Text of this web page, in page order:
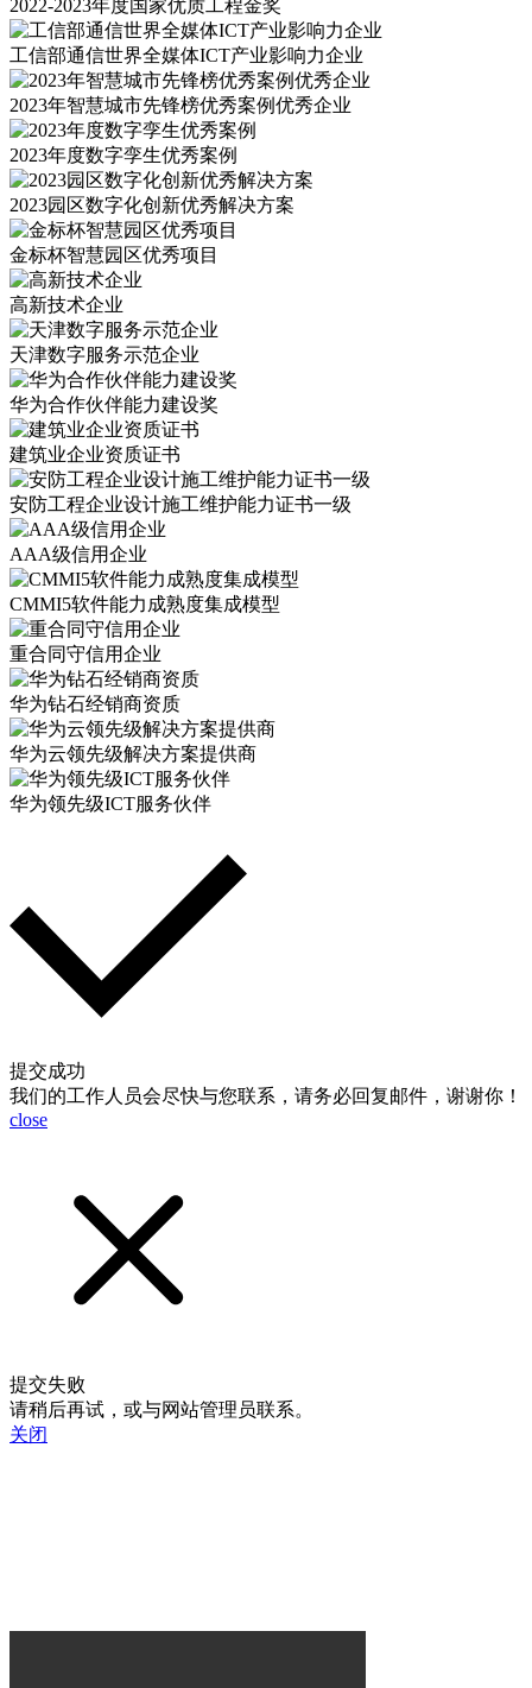
2022-2023年度国家优质工程金奖
工信部通信世界全媒体ICT产业影响力企业
2023年智慧城市先锋榜优秀案例优秀企业
2023年度数字孪生优秀案例
2023园区数字化创新优秀解决方案
金标杯智慧园区优秀项目
高新技术企业
天津数字服务示范企业
华为合作伙伴能力建设奖
建筑业企业资质证书
安防工程企业设计施工维护能力证书一级
AAA级信用企业
CMMI5软件能力成熟度集成模型
重合同守信用企业
华为钻石经销商资质
华为云领先级解决方案提供商
华为领先级ICT服务伙伴
提交成功
我们的工作人员会尽快与您联系，请务必回复邮件，谢谢你！
close
提交失败
请稍后再试，或与网站管理员联系。
关闭